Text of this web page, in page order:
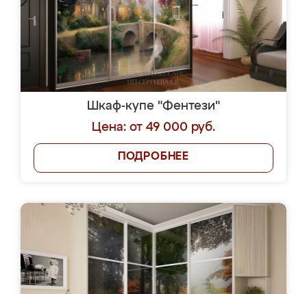
Шкаф-купе "Фентези"
Цена: от 49 000 руб.
ПОДРОБНЕЕ